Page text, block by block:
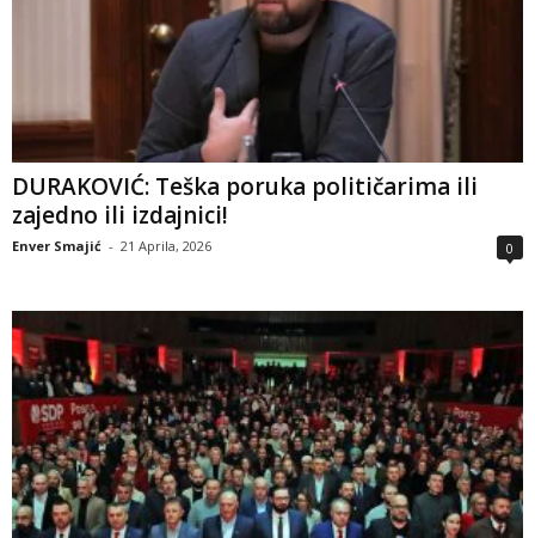
DURAKOVIĆ: Teška poruka političarima ili
zajedno ili izdajnici!
Enver Smajić - 21 Aprila, 2026 0